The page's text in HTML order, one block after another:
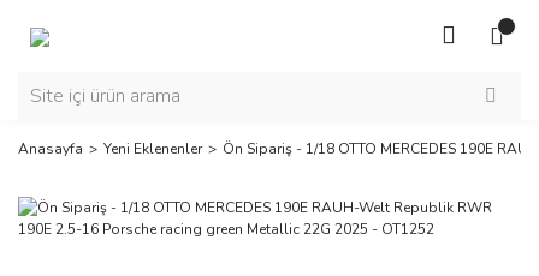
Anasayfa Yeni Eklenenler Ön Sipariş - 1/18 OTTO MERCEDES 190E